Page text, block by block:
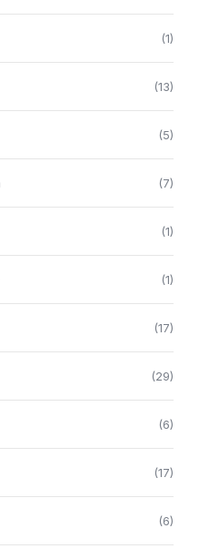
(1)
(13)
(5)
(7)
(1)
(1)
(17)
(29)
(6)
(17)
(6)